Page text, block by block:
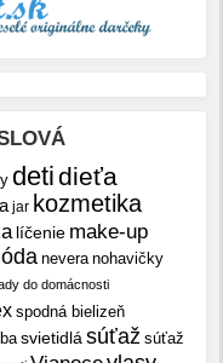
detidieťa
jar kozmetika
líčenie make-up
nevera nohavičky
do domácnosti
spodná bielizeň
svietidlá súťaž súťaž